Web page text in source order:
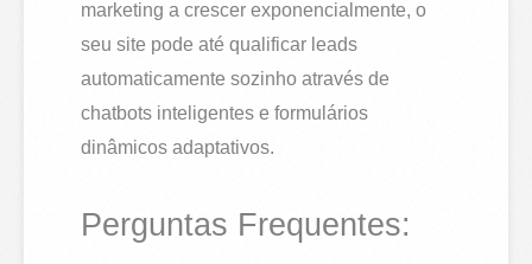
marketing a crescer exponencialmente, o
seu site pode até qualificar leads
automaticamente sozinho através de
chatbots inteligentes e formulários
dinâmicos adaptativos.
Perguntas Frequentes: